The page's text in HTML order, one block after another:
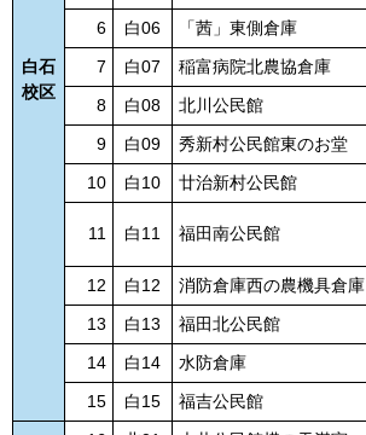
白石
校区
6
白06 「茜」東側倉庫
7
白07 稲富病院北農協倉庫
8
白08 北川公民館
9
白09 秀新村公民館東のお堂
10
白10 廿治新村公民館
11 白11 福田南公民館
12
白12 消防倉庫西の農機具倉庫
13
白13 福田北公民館
14
白14 水防倉庫
15
白15 福吉公民館